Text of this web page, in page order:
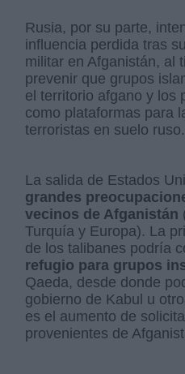
Rusia, por su parte,
influencia perdida tras
militar en Afganistán, al
prevenir que grupos
el territorio afgano y los
como plataformas para
terroristas en suelo ruso.
La salida de Estados
grandes
vecinos de Afganistán
Turquía y Europa). La
de los talibanes podría
refugio para grupos
Qaeda, desde donde
gobierno de Kabul u
es el aumento de
provenientes de